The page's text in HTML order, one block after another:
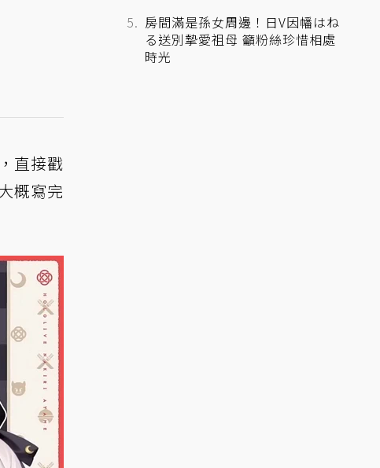
直接戳
概寫完
房間滿是孫女周邊！日V因幡はね
る送別摯愛祖母 籲粉絲珍惜相處
時光